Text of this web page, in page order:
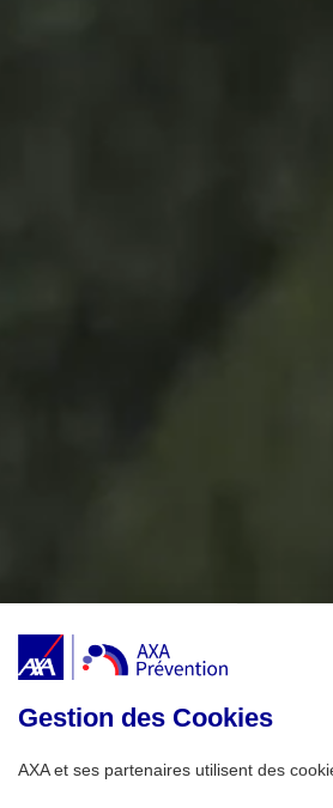
Gestion des Cookies
AXA et ses partenaires utilisent des